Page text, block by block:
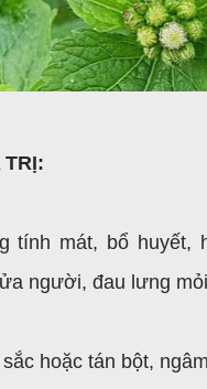
TRỊ:
tính mát, bổ huyết,
người, đau lưng
hoặc tán bột,